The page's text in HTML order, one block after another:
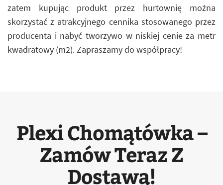
zatem kupując produkt przez hurtownię można
skorzystać z atrakcyjnego cennika stosowanego przez
producenta i nabyć tworzywo w niskiej cenie za metr
kwadratowy (m2). Zapraszamy do współpracy!
Plexi Chomątówka –
Zamów Teraz Z
Dostawą!